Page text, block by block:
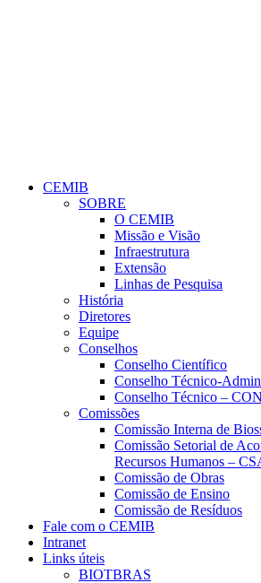
CEMIB
SOBRE
O CEMIB
Missão e Visão
Infraestrutura
Extensão
Linhas de Pesquisa
História
Diretores
Equipe
Conselhos
Conselho Científico
Conselho Técnico-
Conselho Técnico –
Comissões
Comissão Interna de
Comissão Setorial de
Recursos Humanos –
Comissão de Obras
Comissão de Ensino
Comissão de Resíduos
Fale com o CEMIB
Intranet
Links úteis
BIOTBRAS